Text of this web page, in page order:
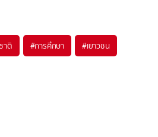
าติ #การศึกษา #เยาวชน